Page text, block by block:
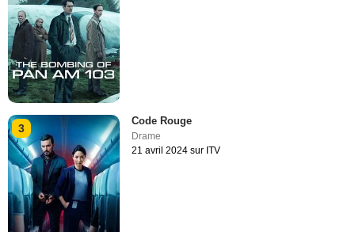
3
Code Rouge
Drame
21 avril 2024 sur ITV